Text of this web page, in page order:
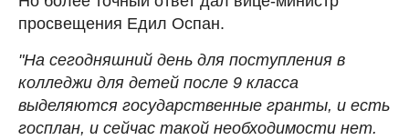
просвещения Едил Оспан.
"На сегодняшний день для поступления в
колледжи для детей после 9 класса
выделяются государственные гранты, и есть
госплан, и сейчас такой необходимости нет.